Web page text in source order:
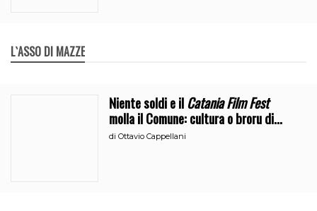
L`ASSO DI MAZZE
Niente soldi e ilCatania Film Fest
molla il Comune: cultura o broru di
ciciri?
diOttavio Cappellani